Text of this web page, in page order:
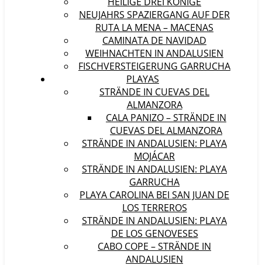
NEUJAHRS SPAZIERGANG AUF DER
RUTA LA MENA – MACENAS
CAMINATA DE NAVIDAD
WEIHNACHTEN IN ANDALUSIEN
FISCHVERSTEIGERUNG GARRUCHA
PLAYAS
STRÄNDE IN CUEVAS DEL
ALMANZORA
CALA PANIZO – STRÄNDE IN
CUEVAS DEL ALMANZORA
STRÄNDE IN ANDALUSIEN: PLAYA
MOJÁCAR
STRÄNDE IN ANDALUSIEN: PLAYA
GARRUCHA
PLAYA CAROLINA BEI SAN JUAN DE
LOS TERREROS
STRÄNDE IN ANDALUSIEN: PLAYA
DE LOS GENOVESES
CABO COPE – STRÄNDE IN
ANDALUSIEN